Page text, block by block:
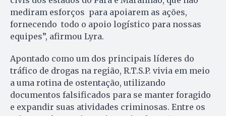
mediram esforços para apoiarem as ações,
fornecendo todo o apoio logístico para nossas
equipes”, afirmou Lyra.
Apontado como um dos principais líderes do
tráfico de drogas na região, R.T.S.P. vivia em meio
a uma rotina de ostentação, utilizando
documentos falsificados para se manter foragido
e expandir suas atividades criminosas. Entre os